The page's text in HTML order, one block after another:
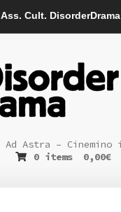
Ass. Cult. DisorderDrama
Ad Astra – Cinemino
0 items
0,00€